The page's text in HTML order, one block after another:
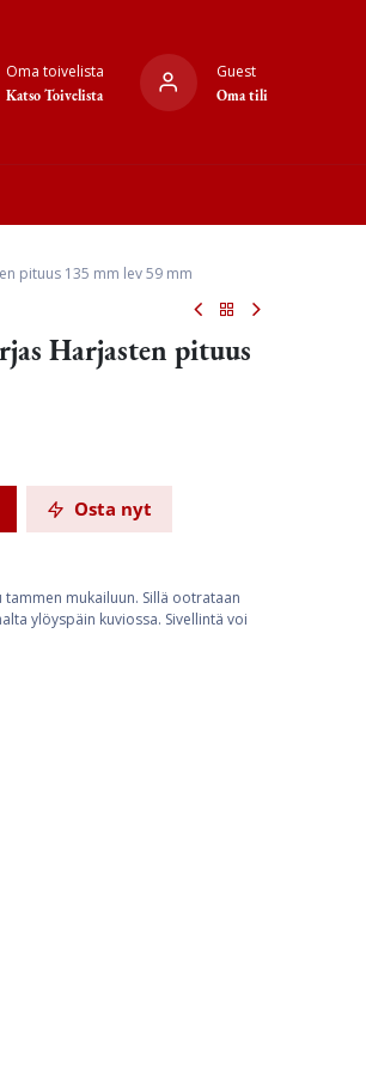
Oma toivelista
Katso Toivelista
Guest
Oma tili
pituus 135 mm lev 59 mm
Harjasten pituus
Osta nyt
mukailuun. Sillä ootrataan
ylöyspäin kuviossa. Sivellintä voi